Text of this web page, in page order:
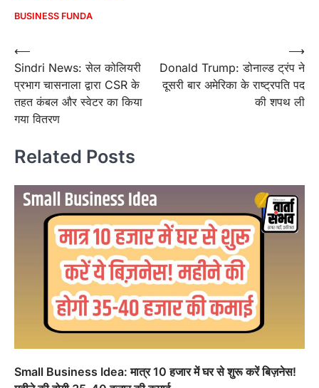
BUSINESS FUNDA
Post
navigation
⟵
Sindri News: सेल कोलियरी
प्रभाग चासनाला द्वारा CSR के
तहत कंबल और स्वेटर का किया
गया वितरण
Donald Trump: डोनाल्ड ट्रंप ने
दूसरी बार अमेरिका के राष्ट्रपति पद
की शपथ ली
⟶
Related Posts
Small Business Idea: मात्र 10 हजार में घर से शुरू करें बिज़नेस!